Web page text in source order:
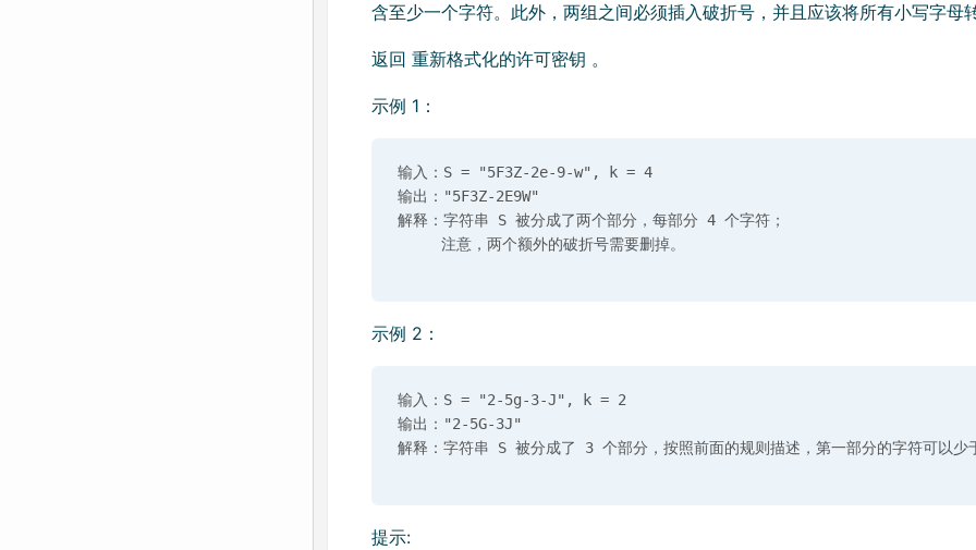
含至少一个字符。此外，两组之间必须插入破折号，并且应该将所有小写字母
返回 重新格式化的许可密钥 。
示例 1：
输入：S = "5F3Z-2e-9-w", k = 4
输出："5F3Z-2E9W"
解释：字符串 S 被分成了两个部分，每部分 4 个字符；
示例 2：
输入：S = "2-5g-3-J", k = 2
输出："2-5G-3J"
提示: